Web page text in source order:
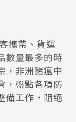
攜帶、貨運
數量最多的時
，非洲豬瘟中
，盤點各項防
備工作，阻絕